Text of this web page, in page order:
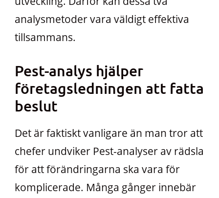
analysmetoder vara väldigt effektiva
tillsammans.
Pest-analys hjälper
företagsledningen att fatta
beslut
Det är faktiskt vanligare än man tror att
chefer undviker Pest-analyser av rädsla
för att förändringarna ska vara för
komplicerade. Många gånger innebär